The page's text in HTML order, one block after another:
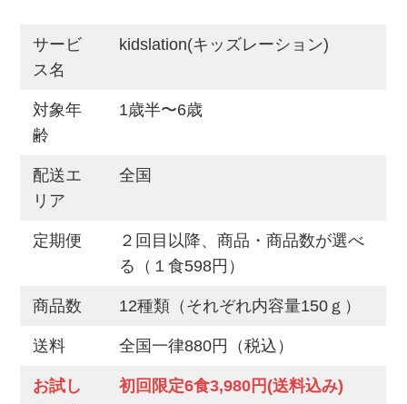
サービ
ス名
kidslation(キッズレーション)
対象年
齢
1歳半〜6歳
配送エ
リア
全国
定期便
２回目以降、商品・商品数が選べ
る（１食598円）
商品数 12種類（それぞれ内容量150ｇ）
送料 全国一律880円（税込）
お試し
初回限定6食3,980円(送料込み)